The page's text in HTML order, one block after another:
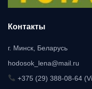
Контакты
г. Минск, Беларусь
hodosok_lena@mail.ru
+375 (29) 388-08-64